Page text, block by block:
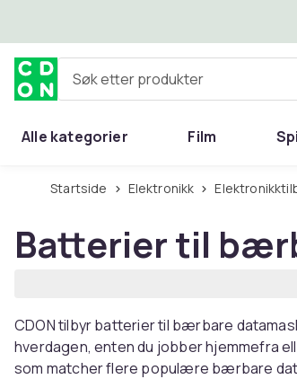
Søk etter produkter
Alle kategorier Film
Startside Elektronikk
Batterier til
CDON tilbyr batterier til bærbare
hverdagen, enten du jobber hjemmefra
som matcher flere populære bærbare